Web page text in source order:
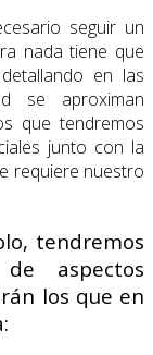
seguir un
nada tiene que
en las
se aproximan
que tendremos
junto con la
requiere nuestro
tendremos
aspectos
los que en